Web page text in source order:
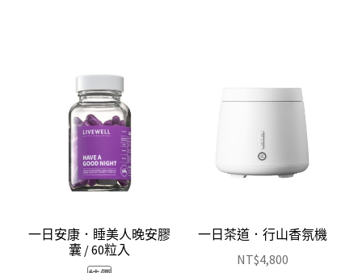
一日安康．睡美人晚安膠
囊 / 60粒入
一日茶道．行山香氛機
NT$4,800